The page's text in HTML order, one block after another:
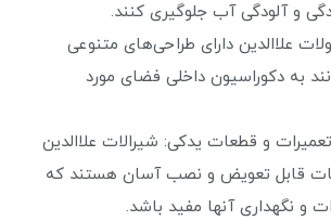
و آلودگی آب جلوگیری کنند.
علاالدین دارای طراحی‌های متنوعی
به دکوراسیون داخلی فضای مورد
و قطعات یدکی: شیرالات علاالدین
قابل تعویض و نصب آسان هستند که
و نگهداری آنها مفید باشد.